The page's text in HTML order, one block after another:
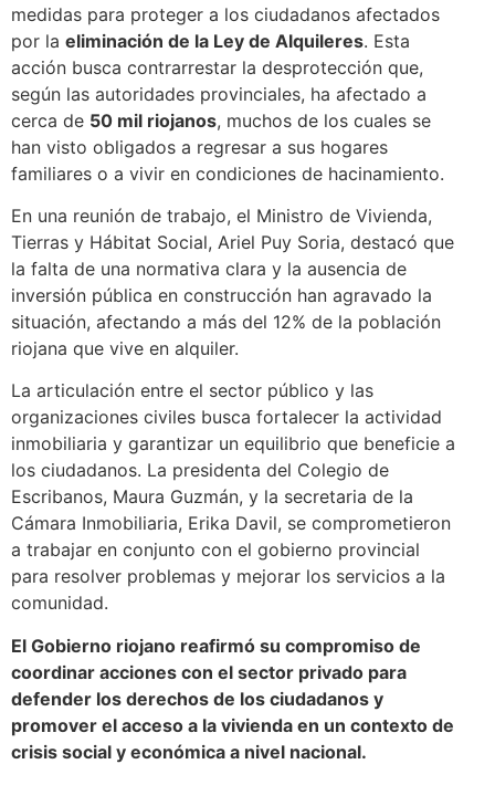
medidas para proteger a los ciudadanos afectados
por la eliminación de la Ley de Alquileres. Esta
acción busca contrarrestar la desprotección que,
según las autoridades provinciales, ha afectado a
cerca de 50 mil riojanos, muchos de los cuales se
han visto obligados a regresar a sus hogares
familiares o a vivir en condiciones de hacinamiento.
En una reunión de trabajo, el Ministro de Vivienda,
Tierras y Hábitat Social, Ariel Puy Soria, destacó que
la falta de una normativa clara y la ausencia de
inversión pública en construcción han agravado la
situación, afectando a más del 12% de la población
riojana que vive en alquiler.
La articulación entre el sector público y las
organizaciones civiles busca fortalecer la actividad
inmobiliaria y garantizar un equilibrio que beneficie a
los ciudadanos. La presidenta del Colegio de
Escribanos, Maura Guzmán, y la secretaria de la
Cámara Inmobiliaria, Erika Davil, se comprometieron
a trabajar en conjunto con el gobierno provincial
para resolver problemas y mejorar los servicios a la
comunidad.
El Gobierno riojano reafirmó su compromiso de
coordinar acciones con el sector privado para
defender los derechos de los ciudadanos y
promover el acceso a la vivienda en un contexto de
crisis social y económica a nivel nacional.